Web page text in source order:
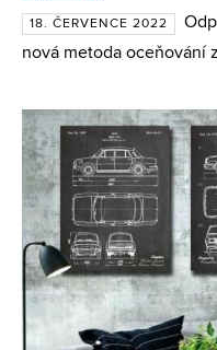
18. ČERVENCE 2022
nová metoda oceňování
který byl zveřejněn v
Coper